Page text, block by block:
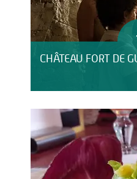
CHÂTEAU FORT DE